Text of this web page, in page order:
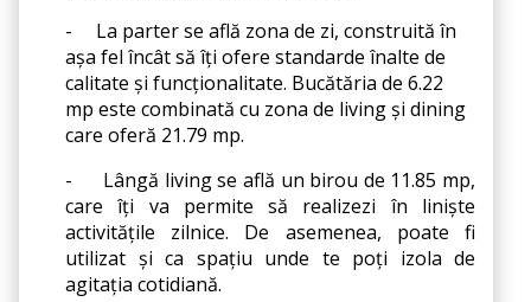
-
La parter se află zona de zi, construită în
așa fel încât să îți ofere standarde înalte de
calitate și funcționalitate. Bucătăria de 6.22
mp este combinată cu zona de living și dining
care oferă 21.79 mp.
-
Lângă living se află un birou de 11.85 mp,
care îți va permite să realizezi în liniște
activitățile zilnice. De asemenea, poate fi
utilizat și ca spațiu unde te poți izola de
agitația cotidiană.